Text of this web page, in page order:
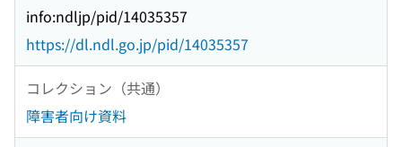
info:ndljp/pid/14035357
https://dl.ndl.go.jp/pid/14035357
コレクション（共通）
障害者向け資料